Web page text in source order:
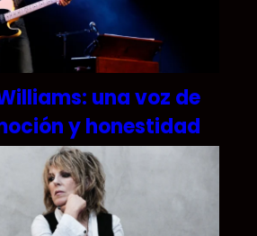
una voz de
y honestidad